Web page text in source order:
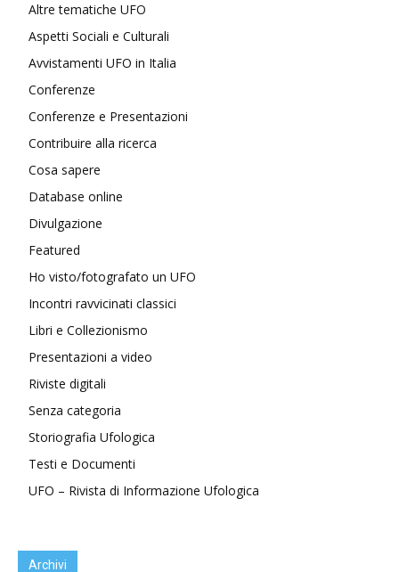
Altre tematiche UFO
Aspetti Sociali e Culturali
Avvistamenti UFO in Italia
Conferenze
Conferenze e Presentazioni
Contribuire alla ricerca
Cosa sapere
Database online
Divulgazione
Featured
Ho visto/fotografato un UFO
Incontri ravvicinati classici
Libri e Collezionismo
Presentazioni a video
Riviste digitali
Senza categoria
Storiografia Ufologica
Testi e Documenti
UFO – Rivista di Informazione Ufologica
Archivi